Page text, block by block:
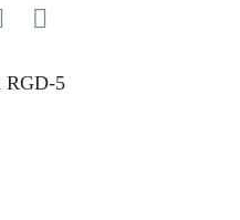
Flipboard
Pocket